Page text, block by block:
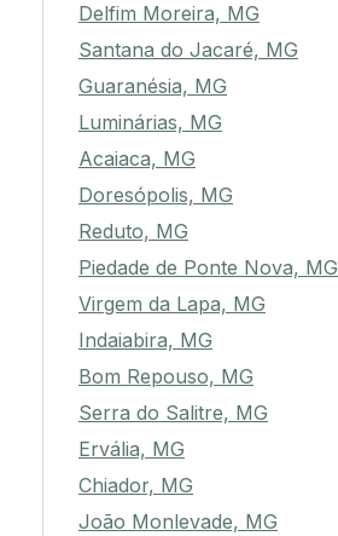
Delfim Moreira, MG
Santana do Jacaré, MG
Guaranésia, MG
Luminárias, MG
Acaiaca, MG
Doresópolis, MG
Reduto, MG
Piedade de Ponte Nova, MG
Virgem da Lapa, MG
Indaiabira, MG
Bom Repouso, MG
Serra do Salitre, MG
Ervália, MG
Chiador, MG
João Monlevade, MG